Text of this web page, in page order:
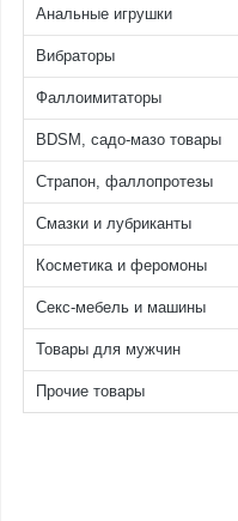
Анальные игрушки
Вибраторы
Фаллоимитаторы
BDSM, садо-мазо товары
Страпон, фаллопротезы
Смазки и лубриканты
Косметика и феромоны
Секс-мебель и машины
Товары для мужчин
Прочие товары